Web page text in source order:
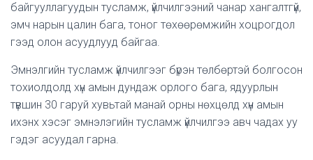
байгууллагуудын тусламж, үйлчилгээний чанар хангалтгүй,
эмч нарын цалин бага, тоног төхөөрөмжийн хоцрогдол
гээд олон асуудлууд байгаа.
Эмнэлгийн тусламж үйлчилгээг бүрэн төлбөртэй болгосон
тохиолдолд хүн амын дундаж орлого бага, ядуурлын
түвшин 30 гаруй хувьтай манай орны нөхцөлд хүн амын
ихэнх хэсэг эмнэлэгийн тусламж үйлчилгээ авч чадах уу
гэдэг асуудал гарна.